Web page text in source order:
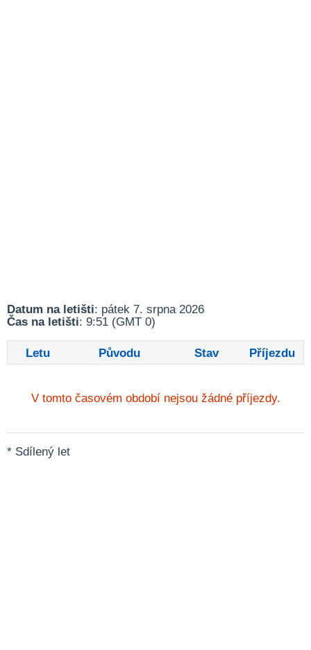
Datum na letišti: pátek 7. srpna 2026
Čas na letišti: 9:51 (GMT 0)
Letu Původu Stav Příjezdu
V tomto časovém období nejsou žádné příjezdy.
* Sdílený let